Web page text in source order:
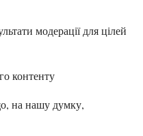
модерації для цілей
контенту
на нашу думку,